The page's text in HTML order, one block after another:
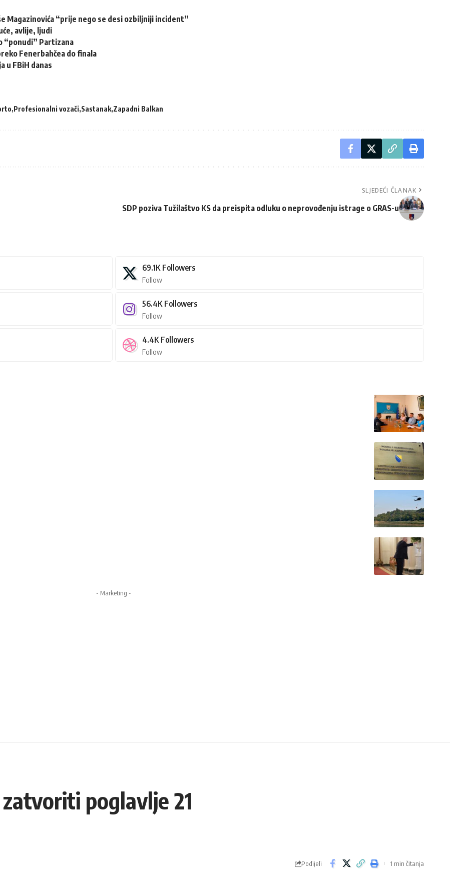
Magazinovića “prije nego se desi ozbiljniji incident”
avlije, ljudi
“ponudi” Partizana
Fenerbahčea do finala
u FBiH danas
Profesionalni vozači Sastanak Zapadni Balkan
SLJEDEĆI ČLANAK
SDP poziva Tužilaštvo KS da preispita odluku o neprovođenju istrage o GRAS-u
69.1K Followers
Follow
56.4K Followers
Follow
4.4K Followers
Follow
- Marketing -
poglavlje 21
Podijeli 1 min čitanja